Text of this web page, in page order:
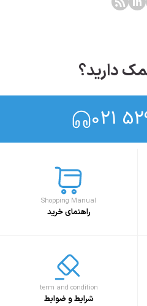
دارید؟
021
Shopping Manual
راهنمای خرید
term and condition
شرایط و ضوابط